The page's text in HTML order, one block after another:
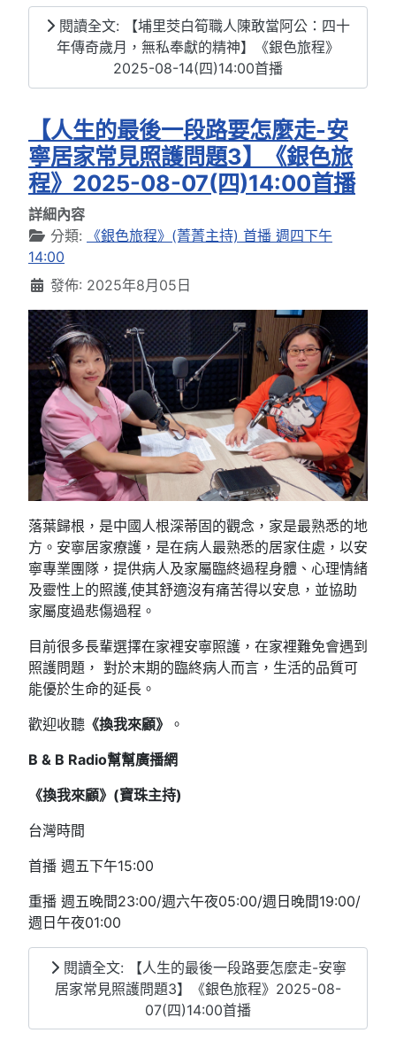
閱讀全文: 【埔里茭白筍職人陳敢當阿公：四十
年傳奇歲月，無私奉獻的精神】《銀色旅程》
2025-08-14(四)14:00首播
【人生的最後一段路要怎麼走-安
寧居家常見照護問題3】《銀色旅
程》2025-08-07(四)14:00首播
詳細內容
分類:
《銀色旅程》(菁菁主持) 首播 週四下午
14:00
發佈: 2025年8月05日
落葉歸根，是中國人根深蒂固的觀念，家是最熟悉的地
方。安寧居家療護，是在病人最熟悉的居家住處，以安
寧專業團隊，提供病人及家屬臨終過程身體、心理情緒
及靈性上的照護,使其舒適沒有痛苦得以安息，並協助
家屬度過悲傷過程。
目前很多長輩選擇在家裡安寧照護，在家裡難免會遇到
照護問題， 對於末期的臨終病人而言，生活的品質可
能優於生命的延長。
歡迎收聽 《換我來顧》
。
B & B Radio幫幫廣播網
《換我來顧》(寶珠主持)
台灣時間
首播 週五下午15:00
重播 週五晚間23:00/週六午夜05:00/週日晚間19:00/
週日午夜01:00
閱讀全文: 【人生的最後一段路要怎麼走-安寧
居家常見照護問題3】《銀色旅程》2025-08-
07(四)14:00首播